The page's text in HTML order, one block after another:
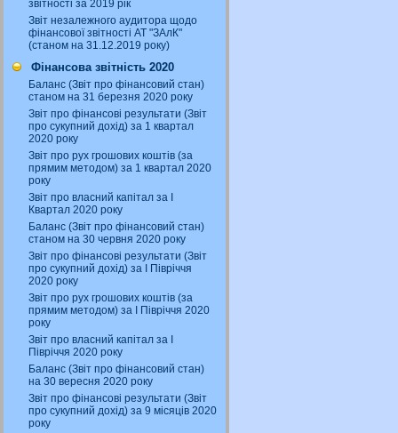
звітності за 2019 рік
Звіт незалежного аудитора щодо
фінансової звітності АТ "ЗАлК"
(станом на 31.12.2019 року)
Фінансова звітність 2020
Баланс (Звіт про фінансовий стан)
станом на 31 березня 2020 року
Звіт про фінансові результати (Звіт
про сукупний дохід) за 1 квартал
2020 року
Звіт про рух грошових коштів (за
прямим методом) за 1 квартал 2020
року
Звіт про власний капітал за І
Квартал 2020 року
Баланс (Звіт про фінансовий стан)
станом на 30 червня 2020 року
Звіт про фінансові результати (Звіт
про сукупний дохід) за І Півріччя
2020 року
Звіт про рух грошових коштів (за
прямим методом) за І Півріччя 2020
року
Звіт про власний капітал за І
Півріччя 2020 року
Баланс (Звіт про фінансовий стан)
на 30 вересня 2020 року
Звіт про фінансові результати (Звіт
про сукупний дохід) за 9 місяців 2020
року